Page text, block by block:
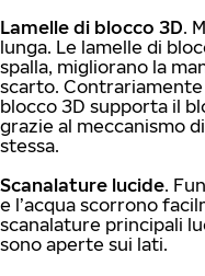
Lamelle di blocco 3D.
lunga. Le lamelle di
spalla, migliorano la
scarto. Contrariamente
blocco 3D supporta il
grazie al meccanismo
stessa.
Scanalature lucide.
e l’acqua scorrono
scanalature principali
sono aperte sui lati.